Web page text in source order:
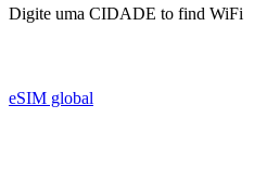
Digite uma CIDADE to find WiFi
eSIM global